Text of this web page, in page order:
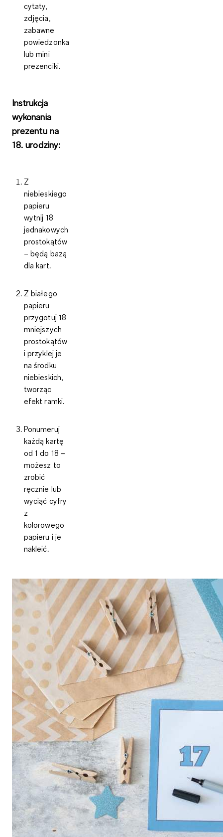
cytaty,
zdjęcia,
zabawne
powiedzonka
lub mini
prezenciki.
Instrukcja
wykonania
prezentu na
18. urodziny:
Z
niebieskiego
papieru
wytnij 18
jednakowych
prostokątów
– będą bazą
dla kart.
Z białego
papieru
przygotuj 18
mniejszych
prostokątów
i przyklej je
na środku
niebieskich,
tworząc
efekt ramki.
Ponumeruj
każdą kartę
od 1 do 18 –
możesz to
zrobić
ręcznie lub
wyciąć cyfry
z
kolorowego
papieru i je
nakleić.